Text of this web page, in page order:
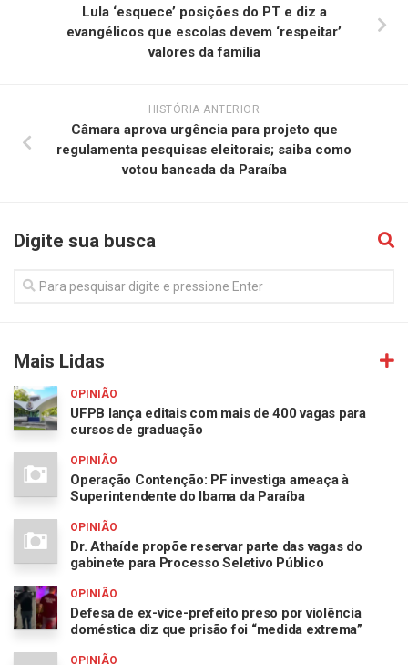
Lula ‘esquece’ posições do PT e diz a
evangélicos que escolas devem ‘respeitar’
valores da família
HISTÓRIA ANTERIOR
Câmara aprova urgência para projeto que
regulamenta pesquisas eleitorais; saiba como
votou bancada da Paraíba
Digite sua busca
Mais Lidas
OPINIÃO
UFPB lança editais com mais de 400 vagas para
cursos de graduação
OPINIÃO
Operação Contenção: PF investiga ameaça à
Superintendente do Ibama da Paraíba
OPINIÃO
Dr. Athaíde propõe reservar parte das vagas do
gabinete para Processo Seletivo Público
OPINIÃO
Defesa de ex-vice-prefeito preso por violência
doméstica diz que prisão foi “medida extrema”
OPINIÃO